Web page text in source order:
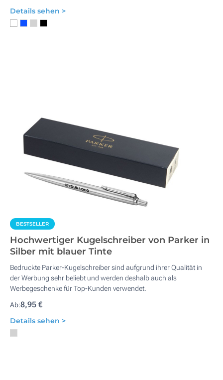
Details sehen >
BESTSELLER
Hochwertiger Kugelschreiber von Parker in
Silber mit blauer Tinte
Bedruckte Parker-Kugelschreiber sind aufgrund ihrer Qualität in
der Werbung sehr beliebt und werden deshalb auch als
Werbegeschenke für Top-Kunden verwendet.
Ab:8,95 €
Details sehen >